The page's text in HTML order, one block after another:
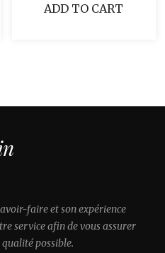
ADD TO CART
faire et son expérience
service afin de vous assurer
possible.